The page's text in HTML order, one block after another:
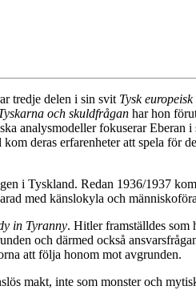
tredje delen i sin svit Tysk
och skuldfrågan har hon
analysmodeller fokuserar Eberan
deras erfarenheter att spela för
i Tyskland. Redan 1936/1937
med känslokyla och
in Tyranny. Hitler framställdes som
och därmed också
att följa honom mot avgrunden.
makt, inte som monster och